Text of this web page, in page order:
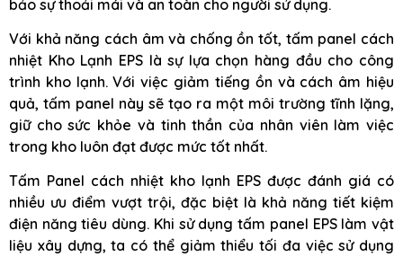
bảo sự thoải mái và an toàn cho người sử dụng.
Với khả năng cách âm và chống ồn tốt, tấm panel cách
nhiệt Kho Lạnh EPS là sự lựa chọn hàng đầu cho công
trình kho lạnh. Với việc giảm tiếng ồn và cách âm hiệu
quả, tấm panel này sẽ tạo ra một môi trường tĩnh lặng,
giữ cho sức khỏe và tinh thần của nhân viên làm việc
trong kho luôn đạt được mức tốt nhất.
Tấm Panel cách nhiệt kho lạnh EPS được đánh giá có
nhiều ưu điểm vượt trội, đặc biệt là khả năng tiết kiệm
điện năng tiêu dùng. Khi sử dụng tấm panel EPS làm vật
liệu xây dựng, ta có thể giảm thiểu tối đa việc sử dụng